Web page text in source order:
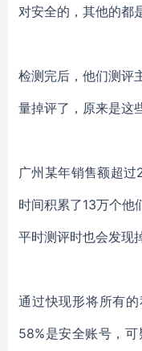
对安全的，其他的都
检测完后，他们测评
量掉评了，原来是这
广州某年销售额超过
时间积累了13万个他
平时测评时也会发现
通过快现形将所有
58%是安全账号，